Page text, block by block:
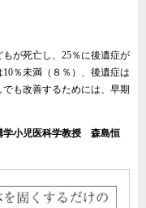
が死亡し、25％に後遺症が
％未満（８％）、後遺症は
も改善するためには、早期
学小児医科学教授 森島恒